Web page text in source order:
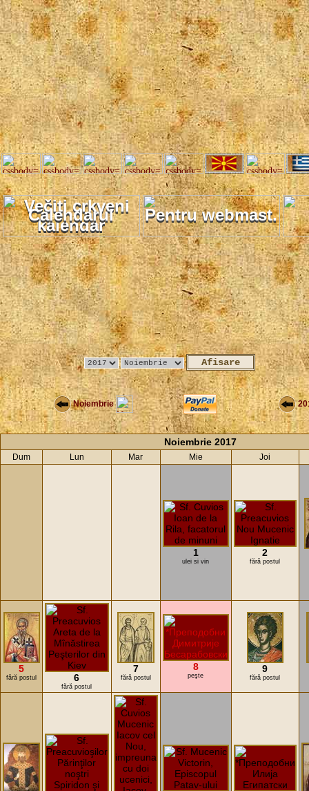
Calendarul Pentru webmast.
Noiembrie
Noiembrie 2017
Dum Lun Mar Mie Joi
1
ulei si vin
2
fără postul
5
fără postul 6
fără postul
7
fără postul
8
peşte
9
fără postul